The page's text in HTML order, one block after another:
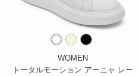
WOMEN
トータルモーション アーニャ レー